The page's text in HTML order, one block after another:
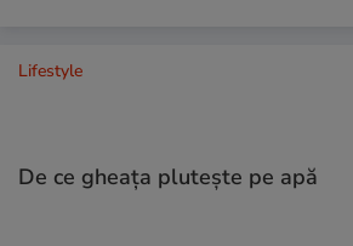
Lifestyle
De ce gheața plutește pe apă